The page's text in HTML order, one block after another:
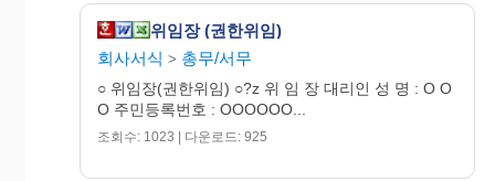
(화
양
동)
위임장 (권한위임)
회사서식 > 총무/서무
○ 위임장(권한위임) ○?z 위 임 장 대리인 성 명 : O O
O 주민등록번호 : OOOOOO...
조회수: 1023 | 다운로드: 925